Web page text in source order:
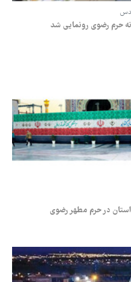
حرم رضوی رونمایی شد